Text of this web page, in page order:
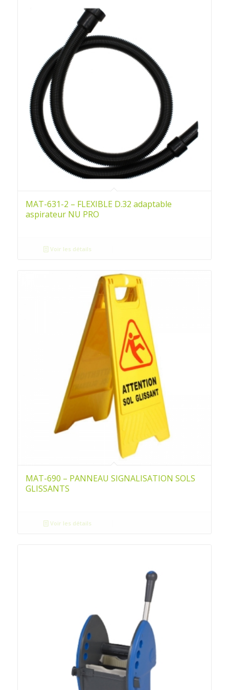
MAT-631-2 – FLEXIBLE D.32 adaptable
aspirateur NU PRO
Voir les détails
MAT-690 – PANNEAU SIGNALISATION SOLS
GLISSANTS
Voir les détails